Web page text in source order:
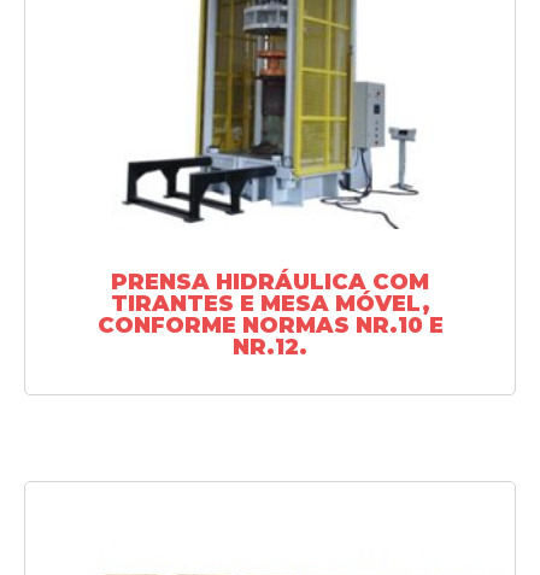
SAIBA MAIS
PRENSA HIDRÁULICA COM
TIRANTES E MESA MÓVEL,
CONFORME NORMAS NR.10 E
NR.12.